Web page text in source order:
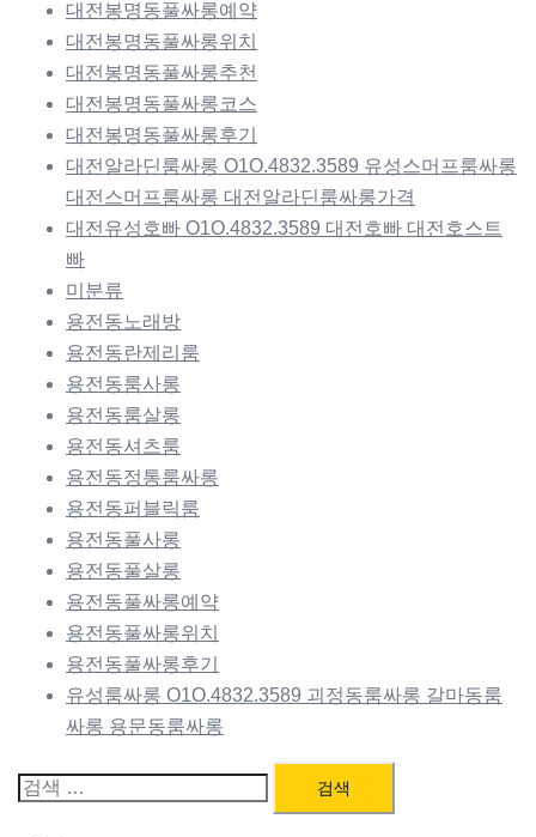
대전봉명동풀싸롱예약
대전봉명동풀싸롱위치
대전봉명동풀싸롱추천
대전봉명동풀싸롱코스
대전봉명동풀싸롱후기
대전알라딘룸싸롱 O1O.4832.3589 유성스머프룸싸롱
대전스머프룸싸롱 대전알라딘룸싸롱가격
대전유성호빠 O1O.4832.3589 대전호빠 대전호스트
빠
미분류
용전동노래방
용전동란제리룸
용전동룸사롱
용전동룸살롱
용전동셔츠룸
용전동정통룸싸롱
용전동퍼블릭룸
용전동풀사롱
용전동풀살롱
용전동풀싸롱예약
용전동풀싸롱위치
용전동풀싸롱후기
유성룸싸롱 O1O.4832.3589 괴정동룸싸롱 갈마동룸
싸롱 용문동룸싸롱
검